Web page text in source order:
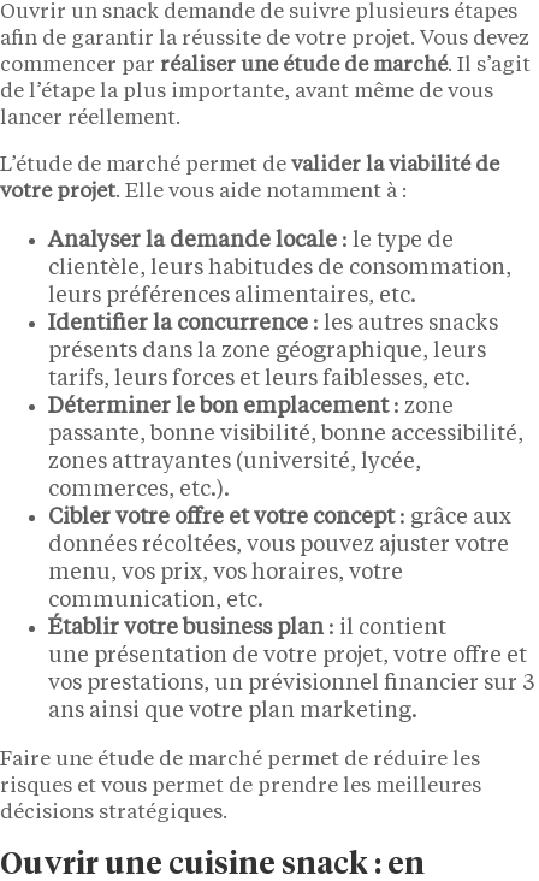
Ouvrir un snack demande de suivre plusieurs étapes
afin de garantir la réussite de votre projet. Vous devez
commencer par réaliser une étude de marché. Il s’agit
de l’étape la plus importante, avant même de vous
lancer réellement.
L’étude de marché permet de valider la viabilité de
votre projet. Elle vous aide notamment à :
Analyser la demande locale : le type de
clientèle, leurs habitudes de consommation,
leurs préférences alimentaires, etc.
Identifier la concurrence : les autres snacks
présents dans la zone géographique, leurs
tarifs, leurs forces et leurs faiblesses, etc.
Déterminer le bon emplacement: zone
passante, bonne visibilité, bonne accessibilité,
zones attrayantes (université, lycée,
commerces, etc.).
Cibler votre offre et votre concept: grâce aux
données récoltées, vous pouvez ajuster votre
menu, vos prix, vos horaires, votre
communication, etc.
Établir votre business plan : il contient
une présentation de votre projet, votre offre et
vos prestations, un prévisionnel financier sur 3
ans ainsi que votre plan marketing.
Faire une étude de marché permet de réduire les
risques et vous permet de prendre les meilleures
décisions stratégiques.
Ouvrir une cuisine snack : en